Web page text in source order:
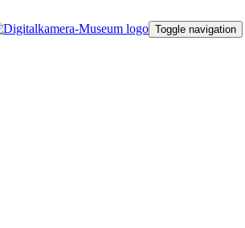
Toggle navigation